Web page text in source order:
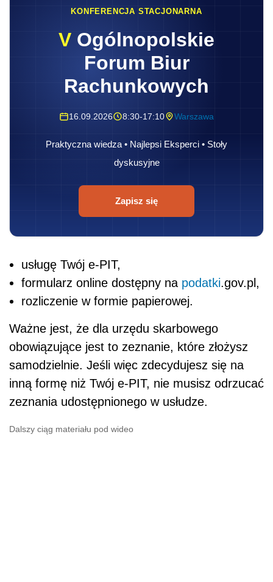
KONFERENCJA STACJONARNA
V Ogólnopolskie
Forum Biur
Rachunkowych
16.09.2026 8:30-17:10 Warszawa
Praktyczna wiedza • Najlepsi Eksperci • Stoły
dyskusyjne
Zapisz się
usługę Twój e-PIT,
formularz online dostępny na podatki.gov.pl,
rozliczenie w formie papierowej.
Ważne jest, że dla urzędu skarbowego
obowiązujące jest to zeznanie, które złożysz
samodzielnie. Jeśli więc zdecydujesz się na
inną formę niż Twój e-PIT, nie musisz odrzucać
zeznania udostępnionego w usłudze.
Dalszy ciąg materiału pod wideo